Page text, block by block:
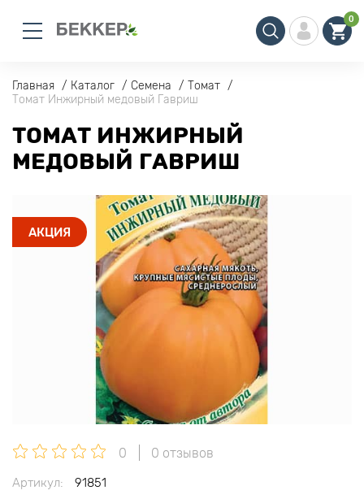
0
Главная Каталог Семена
Томат
Томат Инжирный медовый Гавриш
ТОМАТ ИНЖИРНЫЙ
МЕДОВЫЙ ГАВРИШ
АКЦИЯ
0 0 отзывов
Артикул:
91851